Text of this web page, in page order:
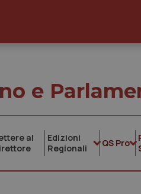
e
al
Edizioni
Regionali
QS Pro